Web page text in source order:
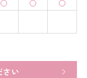
さい